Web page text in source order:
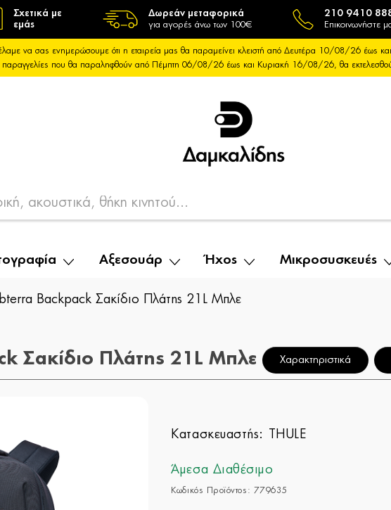
Σχετικά με
εμάς
Δωρεάν μεταφορικά
για αγορές άνω των 100€
210 9410
Επικοινωνήστε
να σας ενημερώσουμε ότι η εταιρεία μας θα παραμείνει κλειστή από Δευτέρα 10/08/26
παραγγελίες που θα παραληφθούν από Πέμπτη 06/08/26 έως και Κυριακή 16/08/26, θα
Αξεσουάρ Ήχος Μικροσυσκευές
Backpack Σακίδιο Πλάτης 21L Μπλε
Σακίδιο Πλάτης 21L Μπλε Χαρακτηριστικά
Κατασκευαστής: THULE
Άμεσα Διαθέσιμο
Κωδικός Προϊόντος: 779635